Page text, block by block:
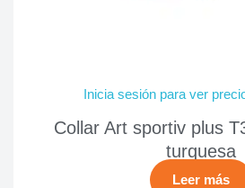
Inicia sesión para ver
Collar Art sportiv plus
turquesa
Leer más